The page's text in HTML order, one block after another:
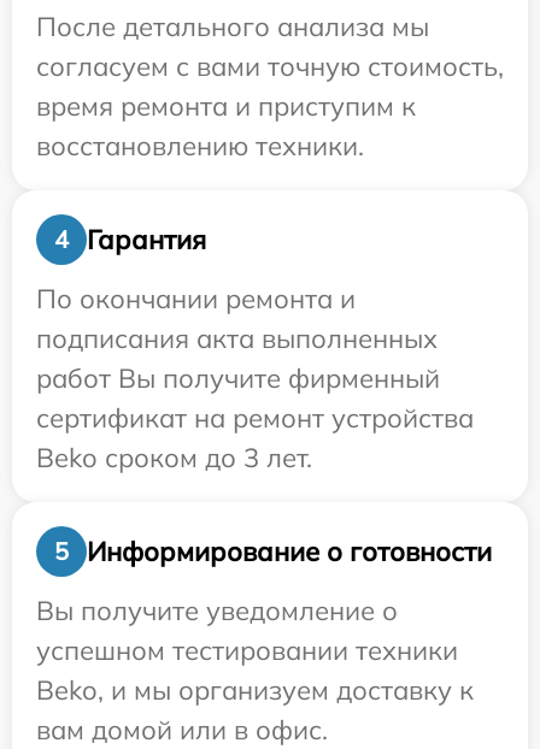
После детального анализа мы
согласуем с вами точную стоимость,
время ремонта и приступим к
восстановлению техники.
4
Гарантия
По окончании ремонта и
подписания акта выполненных
работ Вы получите фирменный
сертификат на ремонт устройства
Beko сроком до 3 лет.
5
Информирование о готовности
Вы получите уведомление о
успешном тестировании техники
Beko, и мы организуем доставку к
вам домой или в офис.